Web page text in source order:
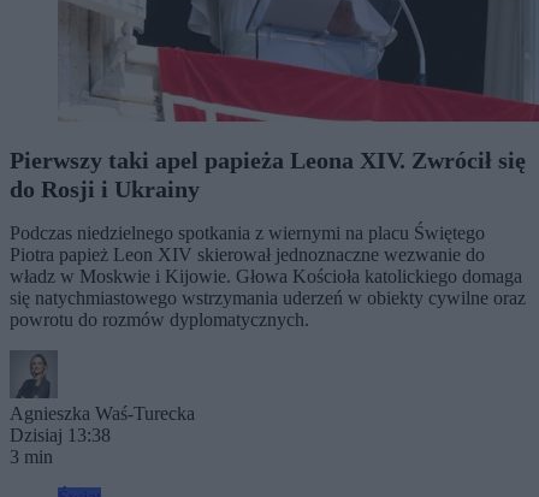
Pierwszy taki apel papieża Leona XIV. Zwrócił się
do Rosji i Ukrainy
Podczas niedzielnego spotkania z wiernymi na placu Świętego
Piotra papież Leon XIV skierował jednoznaczne wezwanie do
władz w Moskwie i Kijowie. Głowa Kościoła katolickiego domaga
się natychmiastowego wstrzymania uderzeń w obiekty cywilne oraz
powrotu do rozmów dyplomatycznych.
Agnieszka Waś-Turecka
Dzisiaj 13:38
3 min